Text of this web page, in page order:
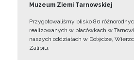
Muzeum Ziemi Tarnowskiej
Przygotowaliśmy blisko 80
realizowanych w placówkach w
naszych oddziałach w Dołędze,
Zalipiu.